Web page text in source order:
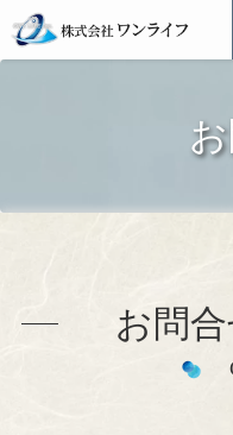
お問